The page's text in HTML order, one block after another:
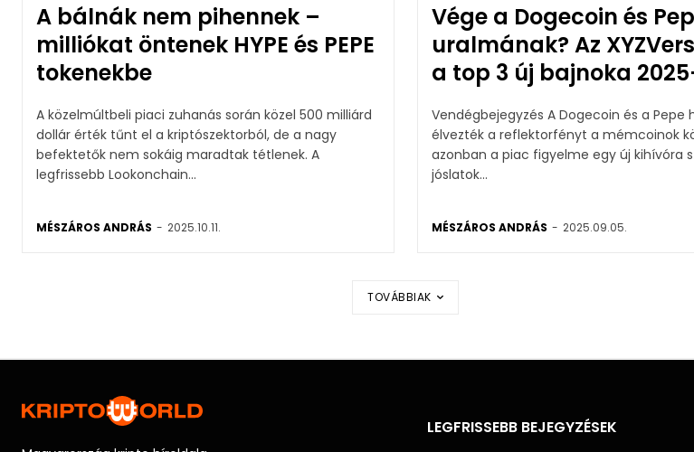
A bálnák nem pihennek –
milliókat öntenek HYPE és PEPE
tokenekbe
A közelmúltbeli piaci zuhanás során közel 500 milliárd
dollár érték tűnt el a kriptószektorból, de a nagy
befektetők nem sokáig maradtak tétlenek. A
legfrissebb Lookonchain...
MÉSZÁROS ANDRÁS - 2025.10.11.
Vége a Dogecoin és
uralmának? Az
a top 3 új bajnoka
Vendégbejegyzés A Dogecoin és a Pepe hosszú ideig
élvezték a reflektorfényt a mémcoinok
azonban a piac figyelme egy új kihívóra
jóslatok...
MÉSZÁROS ANDRÁS - 2025.09.05.
TOVÁBBIAK
LEGFRISSEBB BEJEGYZÉSEK